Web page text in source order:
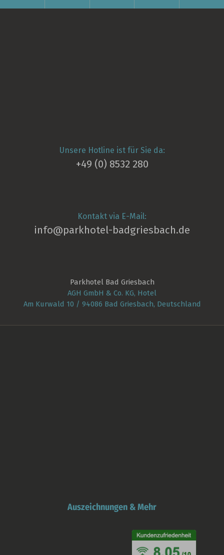
Unsere Hotline ist für Sie da:
+49 (0) 8532 280
Kontakt via E-Mail:
info@parkhotel­-badgriesbach.de
Parkhotel Bad Griesbach
AGH GmbH & Co. KG, Hotel
Am Kurwald 10 / 94086 Bad Griesbach, Deutschland
Auszeichnungen & Mehr